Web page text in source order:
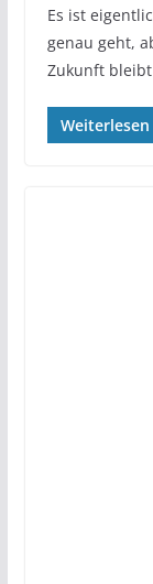
Es ist
genau geht,
Zukunft
Weiterlesen